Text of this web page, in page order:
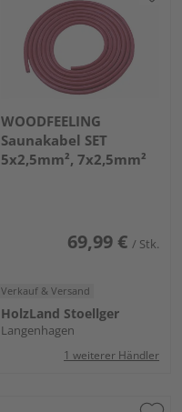
WOODFEELING
Saunakabel SET
5x2,5mm², 7x2,5mm²
69,99 € / Stk.
Verkauf & Versand
HolzLand Stoellger
Langenhagen
1 weiterer Händler